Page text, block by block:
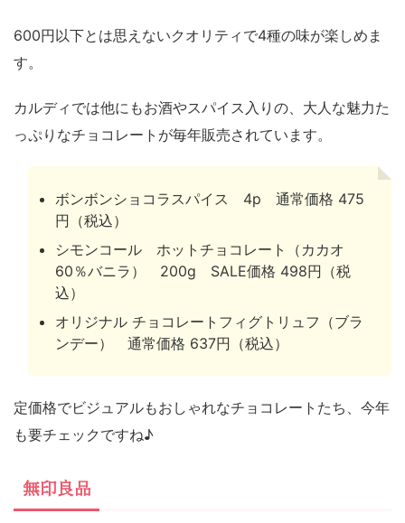
600円以下とは思えないクオリティで4種の味が楽しめま
す。
カルディでは他にもお酒やスパイス入りの、大人な魅力た
っぷりなチョコレートが毎年販売されています。
ボンボンショコラスパイス 4p 通常価格 475
円（税込）
シモンコール ホットチョコレート（カカオ
60％バニラ） 200g SALE価格 498円（税
込）
オリジナル チョコレートフィグトリュフ（ブラ
ンデー） 通常価格 637円（税込）
定価格でビジュアルもおしゃれなチョコレートたち、今年
も要チェックですね♪
無印良品